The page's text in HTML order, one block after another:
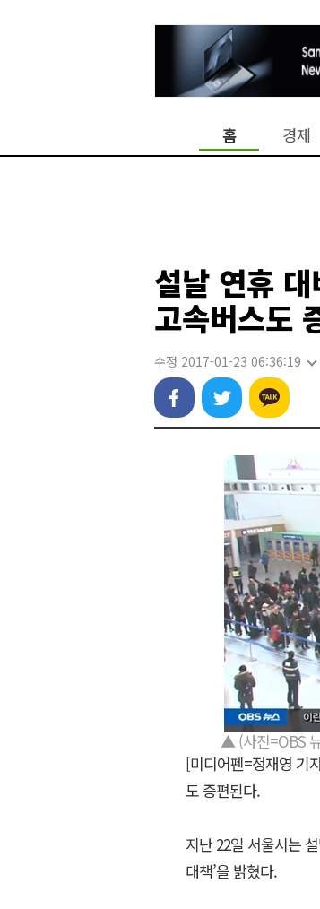
홈 경제
설날 연휴
고속버스도
수정 2017-01-23 06:36:19
▲ (사진=OBS
[미디어펜=정재영 기
도 증편된다.
지난 22일 서울시는
대책’을 밝혔다.